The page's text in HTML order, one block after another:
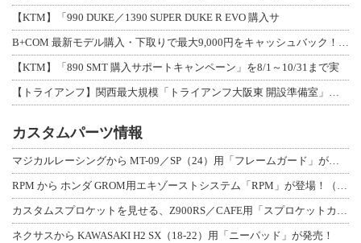
【KTM】「990 DUKE／1390 SUPER DUKE R EVO 購入サ
B+COM 最新モデル購入・下取りで最大9,000円をキャッシュバック！「B+F
【KTM】「890 SMT 購入サポートキャンペーン」を8/1～10/31まで実
【トライアンフ】関西最大規模「トライアンフ大阪東 開設準備室」がオープン！ 限定
カスタムパーツ情報
マジカルレーシングから MT-09／SP（24）用「フレームガード」が登場！
RPM から ホンダ GROM用エキゾーストシステム「RPM」が登場！（動画あり
カスタムスプロケットを見せる、Z900RS／CAFE用「スプロケットカバーフルキ
ネクサスから KAWASAKI H2 SX（18-22）用「ニーパッド」が発売！